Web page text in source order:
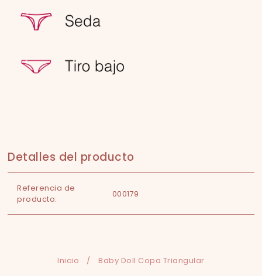
Detalles del producto
Referencia de
producto:
000179
Inicio / Baby Doll Copa Triangular